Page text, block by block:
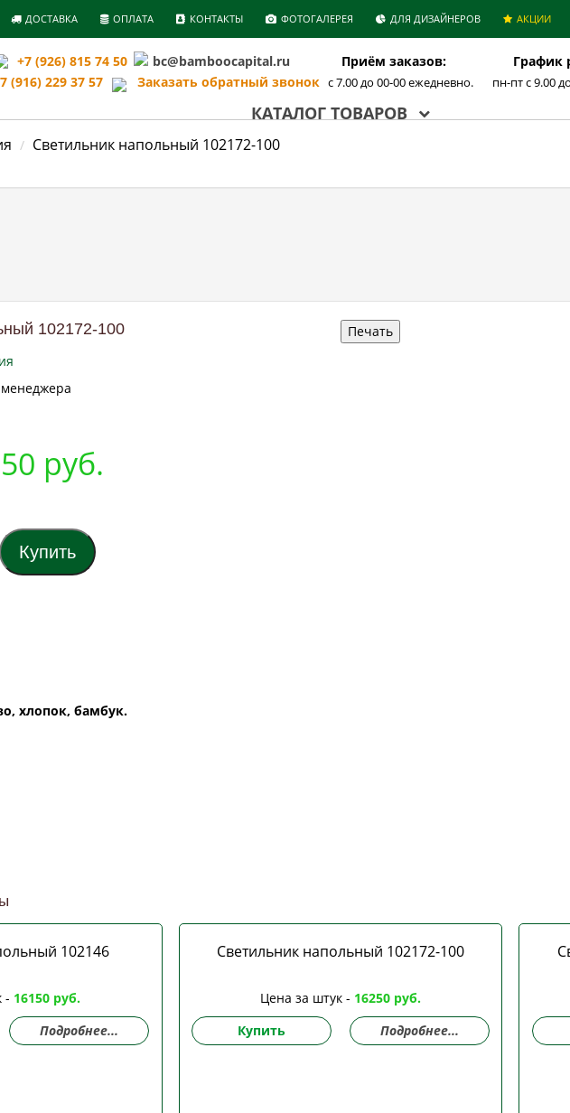
ДОСТАВКА ОПЛАТА КОНТАКТЫ ФОТОГАЛЕРЕЯ ДЛЯ ДИЗАЙНЕРОВ АКЦИИ
+7 (926) 815 74 50 bc@bamboocapital.ru Приём заказов:
График
(916) 229 37 57
Заказать обратный звонок с 7.00 до 00-00 ежедневно. пн-пт с 9.00
КАТАЛОГ ТОВАРОВ
Светильник напольный 102172-100
102172-100
руб.
хлопок, бамбук.
102146
- 16150 руб.
Подробнее...
Светильник напольный 102172-100
Цена за штук - 16250 руб.
Купить
Подробнее...